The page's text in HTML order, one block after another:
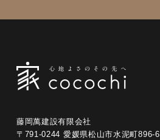
藤岡萬建設有限会社
〒791-0244 愛媛県松山市水泥町896-6